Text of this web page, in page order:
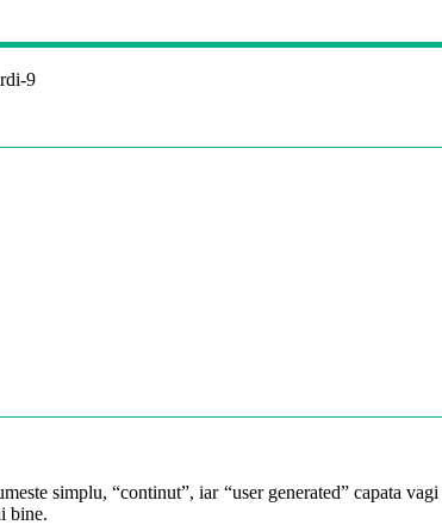
9
simplu, “continut”, iar “user generated” capata
bine.